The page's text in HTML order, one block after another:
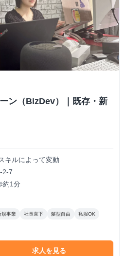
ン（BizDev）｜既存・新
キルによって変動
2-7
約1分
規事業 社長直下 髪型自由 私服OK
求人を見る